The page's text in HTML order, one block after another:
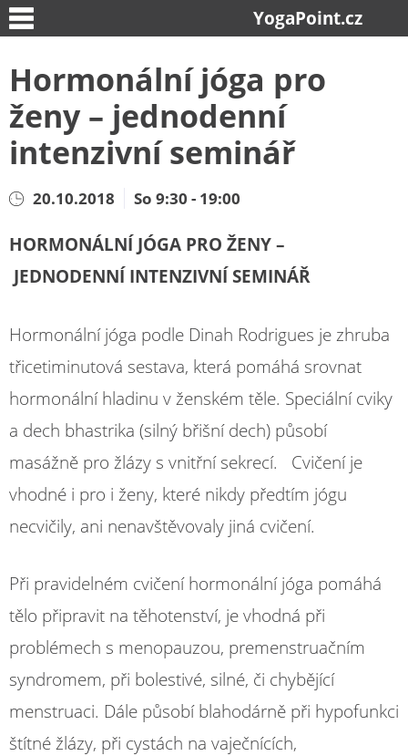
YogaPoint.cz
Hormonální jóga pro
ženy – jednodenní
intenzivní seminář
20.10.2018 So 9:30 - 19:00
HORMONÁLNÍ JÓGA PRO ŽENY –
JEDNODENNÍ INTENZIVNÍ SEMINÁŘ
Hormonální jóga podle Dinah Rodrigues je zhruba
třicetiminutová sestava, která pomáhá srovnat
hormonální hladinu v ženském těle. Speciální cviky
a dech bhastrika (silný břišní dech) působí
masážně pro žlázy s vnitřní sekrecí. Cvičení je
vhodné i pro i ženy, které nikdy předtím jógu
necvičily, ani nenavštěvovaly jiná cvičení.
Při pravidelném cvičení hormonální jóga pomáhá
tělo připravit na těhotenství, je vhodná při
problémech s menopauzou, premenstruačním
syndromem, při bolestivé, silné, či chybějící
menstruaci. Dále působí blahodárně při hypofunkci
štítné žlázy, při cystách na vaječnících,